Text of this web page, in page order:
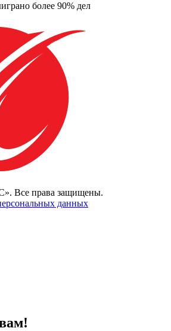
более 90% дел
права защищены.
данных